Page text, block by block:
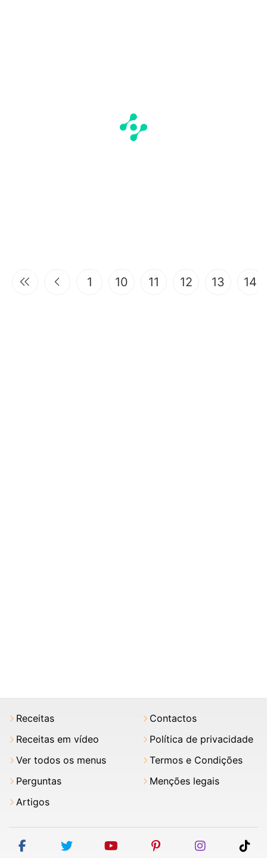
1 10 11 12 13 14
Receitas
Receitas em vídeo
Ver todos os menus
Perguntas
Artigos
Contactos
Política de privacidade
Termos e Condições
Menções legais
facebooktwitter youtubepinterestinstagram